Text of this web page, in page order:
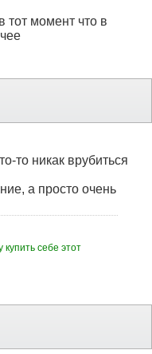
тот момент что в
то никак врубиться
а просто очень
себе этот